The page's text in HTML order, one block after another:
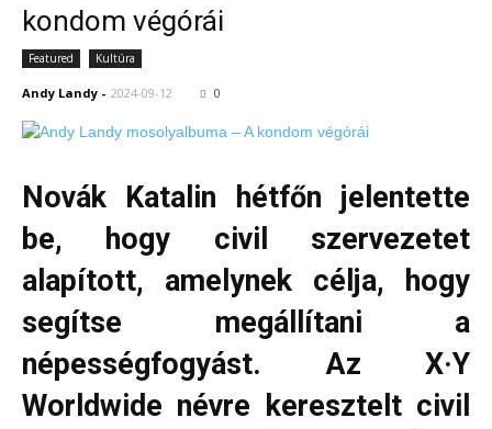
kondom végórái
Featured Kultúra
Andy Landy - 2024-09-12 0
Novák Katalin hétfőn jelentette
be, hogy civil szervezetet
alapított, amelynek célja, hogy
segítse megállítani a
népességfogyást. Az X·Y
Worldwide névre keresztelt civil